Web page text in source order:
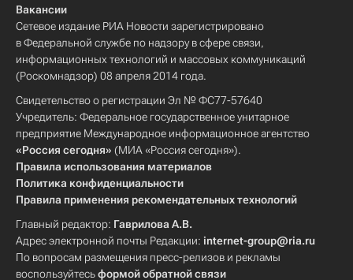
Вакансии
Сетевое издание РИА Новости зарегистрировано
в Федеральной службе по надзору в сфере связи,
информационных технологий и массовых коммуникаций
(Роскомнадзор) 08 апреля 2014 года.
Свидетельство о регистрации Эл № ФС77-57640
Учредитель: Федеральное государственное унитарное
предприятие Международное информационное агентство
«Россия сегодня» (МИА «Россия сегодня»).
Правила использования материалов
Политика конфиденциальности
Правила применения рекомендательных технологий
Главный редактор: Гаврилова А.В.
Адрес электронной почты Редакции: internet-group@ria.ru
По вопросам размещения пресс-релизов и рекламы
воспользуйтесьформой обратной связи